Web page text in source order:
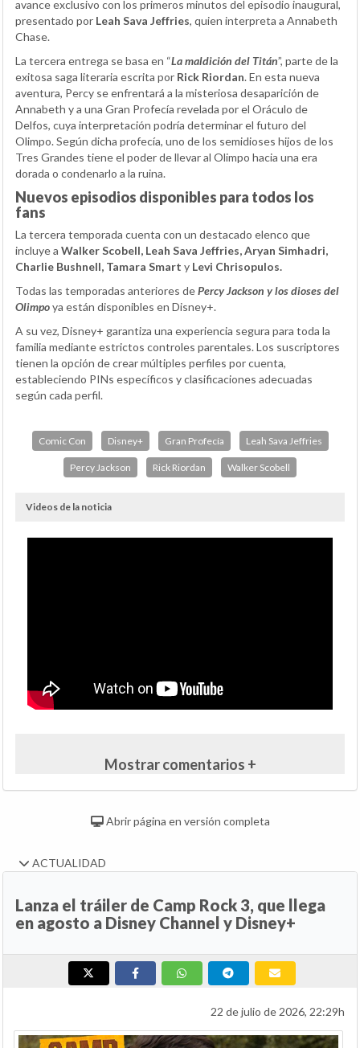
avance exclusivo con los primeros minutos del episodio inaugural,
presentado por Leah Sava Jeffries, quien interpreta a Annabeth
Chase.
La tercera entrega se basa en “La maldición del Titán”, parte de la
exitosa saga literaria escrita por Rick Riordan. En esta nueva
aventura, Percy se enfrentará a la misteriosa desaparición de
Annabeth y a una Gran Profecía revelada por el Oráculo de
Delfos, cuya interpretación podría determinar el futuro del
Olimpo. Según dicha profecía, uno de los semidioses hijos de los
Tres Grandes tiene el poder de llevar al Olimpo hacia una era
dorada o condenarlo a la ruina.
Nuevos episodios disponibles para todos los
fans
La tercera temporada cuenta con un destacado elenco que
incluye a Walker Scobell, Leah Sava Jeffries, Aryan Simhadri,
Charlie Bushnell, Tamara Smart y Levi Chrisopulos.
Todas las temporadas anteriores dePercy Jackson y los dioses del
Olimpoya están disponibles en Disney+.
A su vez, Disney+ garantiza una experiencia segura para toda la
familia mediante estrictos controles parentales. Los suscriptores
tienen la opción de crear múltiples perfiles por cuenta,
estableciendo PINs específicos y clasificaciones adecuadas
según cada perfil.
Comic Con Disney+ Gran Profecía Leah Sava Jeffries
Percy Jackson Rick Riordan Walker Scobell
Videos de la noticia
Mostrar comentarios +
Abrir página en versión completa
ACTUALIDAD
Lanza el tráiler de Camp Rock 3, que llega
en agosto a Disney Channel y Disney+
22 de julio de 2026, 22:29h